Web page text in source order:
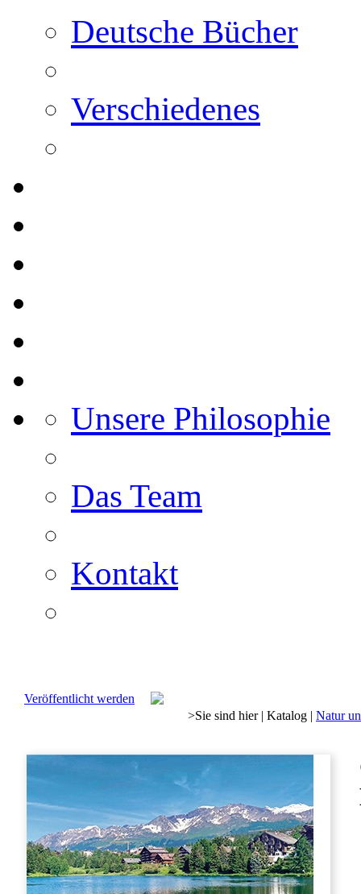
Deutsche Bücher
Verschiedenes
Unsere Philosophie
Das Team
Kontakt
Veröffentlicht werden
>Sie sind hier| Katalog | Natur